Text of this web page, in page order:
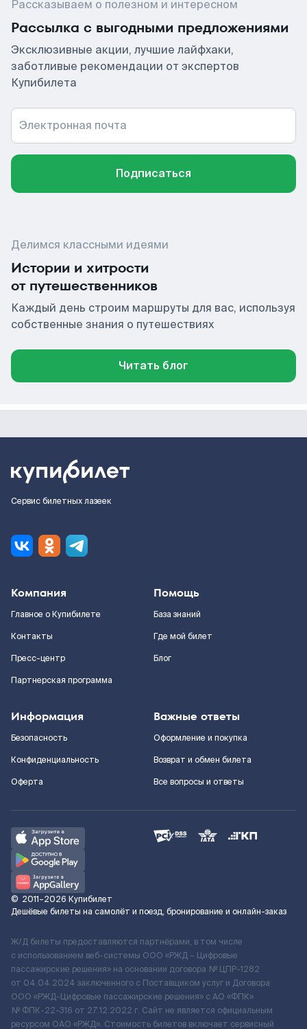
Рассказываем о полезном и интересном
Рассылка с выгодными предложениями
Эксклюзивные акции, лучшие лайфхаки,
заботливые рекомендации от экспертов
Купибилета
Электронная почта
Подписаться
Делимся классными идеями
Истории и хитрости
от путешественников
Каждый день строим маршруты для вас, используя
собственные знания о путешествиях
Читать блог
Сервис билетных лазеек
Компания
Главное о Купибилете
Контакты
Пресс-центр
Партнерская программа
Помощь
База знаний
Где мой билет
Блог
Информация
Безопасность
Конфиденциальность
Оферта
Важные ответы
Оформление и покупка
Возврат и обмен билета
Все вопросы и ответы
© 2011–2026 Купибилет
Дешёвые билеты на самолёт и поезд, бронирование и онлайн-заказ
Ж/Д билеты предоставляются партнёрами, в том числе
с использованием веб-системы ООО «РЖД – Цифровые
пассажирские решения» на основании договора № ЦПР-1282
от 04.04.2024 заключенного с Поставщиком услуг и Договора
ООО «РЖД-Цифровые пассажирские решения» c АО «ФПК»
№ ФПК-22-316 от 27.12.2022 г. Сайт не является официальным
ресурсом ОАО «РЖД». Стоимость билетов включает сервисный